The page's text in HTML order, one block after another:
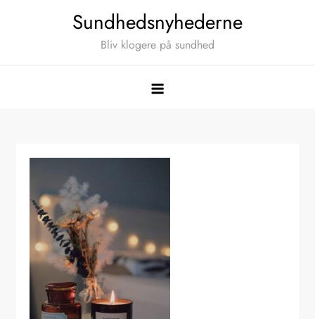
Sundhedsnyhederne
Bliv klogere på sundhed